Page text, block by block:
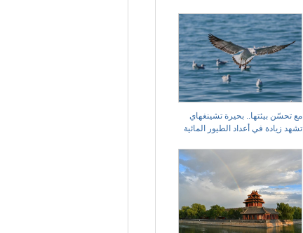
مع تحسّن بيئتها.. بحيرة تشينغهاي
تشهد زيادة في أعداد الطيور المائية